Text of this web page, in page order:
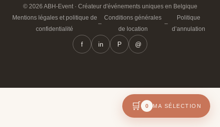
© 2026 ABH-Event · Créateur d'événements uniques en Belgique
Mentions légales et politique de
confidentialité
–
Conditions générales
de location
–
Politique
d’annulation
f in P @
🛒 0 MA SÉLECTION